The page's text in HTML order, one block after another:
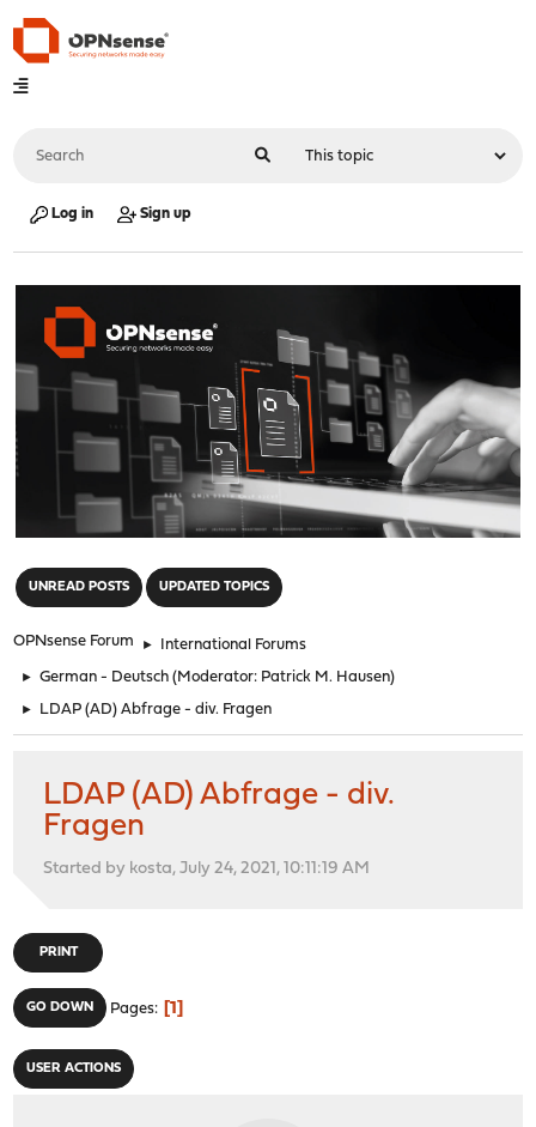
Log in Sign up
UNREAD POSTS UPDATED TOPICS
OPNsense Forum ► International Forums
► German - Deutsch (Moderator: Patrick M. Hausen)
► LDAP (AD) Abfrage - div. Fragen
LDAP (AD) Abfrage - div.
Fragen
Started by kosta, July 24, 2021, 10:11:19 AM
PRINT
GO DOWN Pages 1
USER ACTIONS